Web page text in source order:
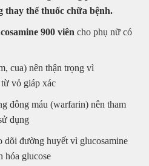
thay thế thuốc chữa bệnh.
900 viên cho phụ nữ có
cua) nên thận trọng vì
vỏ giáp xác
đông máu (warfarin) nên tham
dụng
dõi đường huyết vì glucosamine
hóa glucose